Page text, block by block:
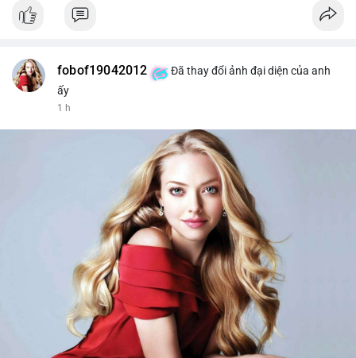
fobof19042012
Đã thay đổi ảnh đại diện của anh
ấy
1 h